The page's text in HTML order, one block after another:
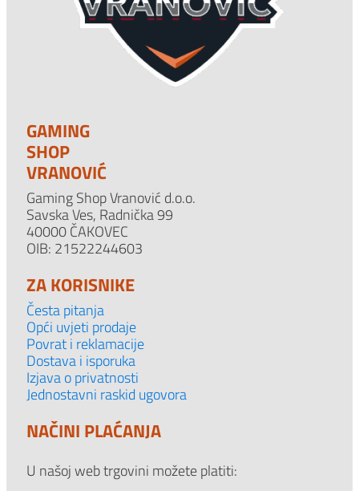
GAMING
SHOP
VRANOVIĆ
Gaming Shop Vranović d.o.o.
Savska Ves, Radnička 99
40000 ČAKOVEC
OIB: 21522244603
ZA KORISNIKE
Česta pitanja
Opći uvjeti prodaje
Povrat i reklamacije
Dostava i isporuka
Izjava o privatnosti
Jednostavni raskid ugovora
NAČINI PLAĆANJA
U našoj web trgovini možete platiti: